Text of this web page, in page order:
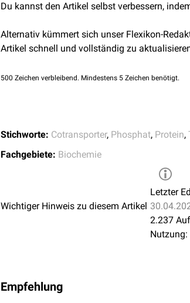
verschiedene Typen:
Typ 1
SLC17A1(NPT1)
SLC17A3(NPT4)
SLC34A1(NPT IIa):Reabsorptionvon
SLC34A2(NPT IIb):Absorption
(NPT IIc): Reabsorption von
SLC20A1(PIT1)
Du kannst den Artikel selbst verbessern,
Alternativ kümmert sich unser Flexikon-
Artikel schnell und vollständig zu
500 Zeichen verbleibend. Mindestens 5 Zeichen benötigt.
Stichworte: Cotransporter, Phosphat, Protein,
Fachgebiete: Biochemie
Wichtiger Hinweis zu diesem Artikel
Letzter
2.237
Nutzung:
Empfehlung